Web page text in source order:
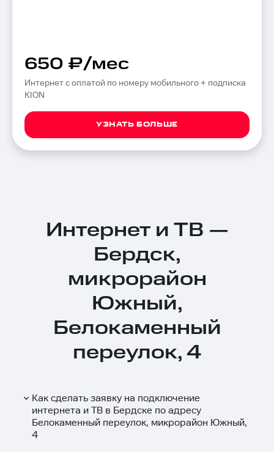
650 ₽/мес
Интернет с оплатой по номеру мобильного + подписка
KION
УЗНАТЬ БОЛЬШЕ
Интернет и ТВ —
Бердск,
микрорайон
Южный,
Белокаменный
переулок, 4
Как сделать заявку на подключение
интернета и ТВ в Бердске по адресу
Белокаменный переулок, микрорайон Южный,
4